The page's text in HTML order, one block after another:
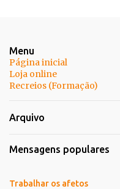
Menu
Página inicial
Loja online
Recreios (Formação)
Arquivo
Mensagens populares
Trabalhar os afetos